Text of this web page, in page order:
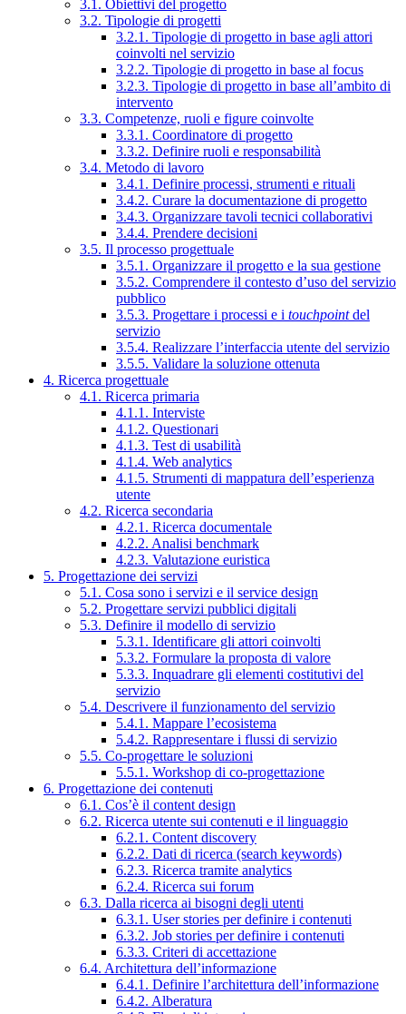
3.1. Obiettivi del progetto
3.2. Tipologie di progetti
3.2.1. Tipologie di progetto in base agli attori
coinvolti nel servizio
3.2.2. Tipologie di progetto in base al focus
3.2.3. Tipologie di progetto in base all’ambito di
intervento
3.3. Competenze, ruoli e figure coinvolte
3.3.1. Coordinatore di progetto
3.3.2. Definire ruoli e responsabilità
3.4. Metodo di lavoro
3.4.1. Definire processi, strumenti e rituali
3.4.2. Curare la documentazione di progetto
3.4.3. Organizzare tavoli tecnici collaborativi
3.4.4. Prendere decisioni
3.5. Il processo progettuale
3.5.1. Organizzare il progetto e la sua gestione
3.5.2. Comprendere il contesto d’uso del servizio
pubblico
3.5.3. Progettare i processi e i touchpointdel
servizio
3.5.4. Realizzare l’interfaccia utente del servizio
3.5.5. Validare la soluzione ottenuta
4. Ricerca progettuale
4.1. Ricerca primaria
4.1.1. Interviste
4.1.2. Questionari
4.1.3. Test di usabilità
4.1.4. Web analytics
4.1.5. Strumenti di mappatura dell’esperienza
utente
4.2. Ricerca secondaria
4.2.1. Ricerca documentale
4.2.2. Analisi benchmark
4.2.3. Valutazione euristica
5. Progettazione dei servizi
5.1. Cosa sono i servizi e il service design
5.2. Progettare servizi pubblici digitali
5.3. Definire il modello di servizio
5.3.1. Identificare gli attori coinvolti
5.3.2. Formulare la proposta di valore
5.3.3. Inquadrare gli elementi costitutivi del
servizio
5.4. Descrivere il funzionamento del servizio
5.4.1. Mappare l’ecosistema
5.4.2. Rappresentare i flussi di servizio
5.5. Co-progettare le soluzioni
5.5.1. Workshop di co-progettazione
6. Progettazione dei contenuti
6.1. Cos’è il content design
6.2. Ricerca utente sui contenuti e il linguaggio
6.2.1. Content discovery
6.2.2. Dati di ricerca (search keywords)
6.2.3. Ricerca tramite analytics
6.2.4. Ricerca sui forum
6.3. Dalla ricerca ai bisogni degli utenti
6.3.1. User stories per definire i contenuti
6.3.2. Job stories per definire i contenuti
6.3.3. Criteri di accettazione
6.4. Architettura dell’informazione
6.4.1. Definire l’architettura dell’informazione
6.4.2. Alberatura